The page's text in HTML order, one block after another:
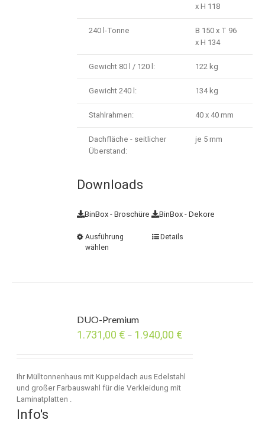
x H 118
240 l-Tonne
B 150 x T 96
x H 134
Gewicht 80 l / 120 l: 122 kg
Gewicht 240 l: 134 kg
Stahlrahmen: 40 x 40 mm
Dachfläche - seitlicher
Überstand:
je 5 mm
Downloads
BinBox - Broschüre BinBox - Dekore
Ausführung
wählen
Details
DUO-Premium
1.731,00 € – 1.940,00 €
Ihr Mülltonnenhaus mit Kuppeldach aus Edelstahl
und großer Farbauswahl für die Verkleidung mit
Laminatplatten .
Info's